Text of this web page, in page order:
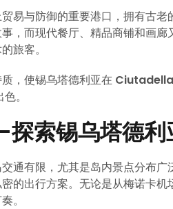
易与防御的重要港口，拥有古
，而现代餐厅、精品商铺和画
旅客。
，使锡乌塔德利亚在 Ciutadella
。
索锡乌塔德利
通有限，尤其是岛内景点分布广
密的出行方案。无论是从梅诺卡
。